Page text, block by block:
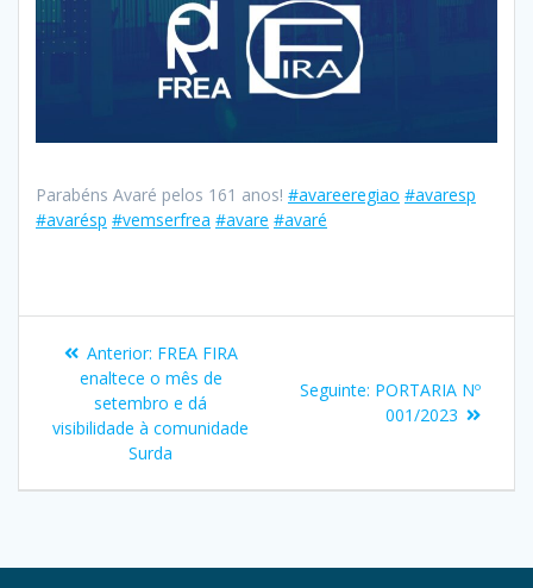
Parabéns Avaré pelos 161 anos! #avareeregiao #avaresp
#avarésp #vemserfrea #avare #avaré
Anterior: FREA FIRA
enaltece o mês de
setembro e dá
visibilidade à comunidade
Surda
Seguinte: PORTARIA Nº
001/2023